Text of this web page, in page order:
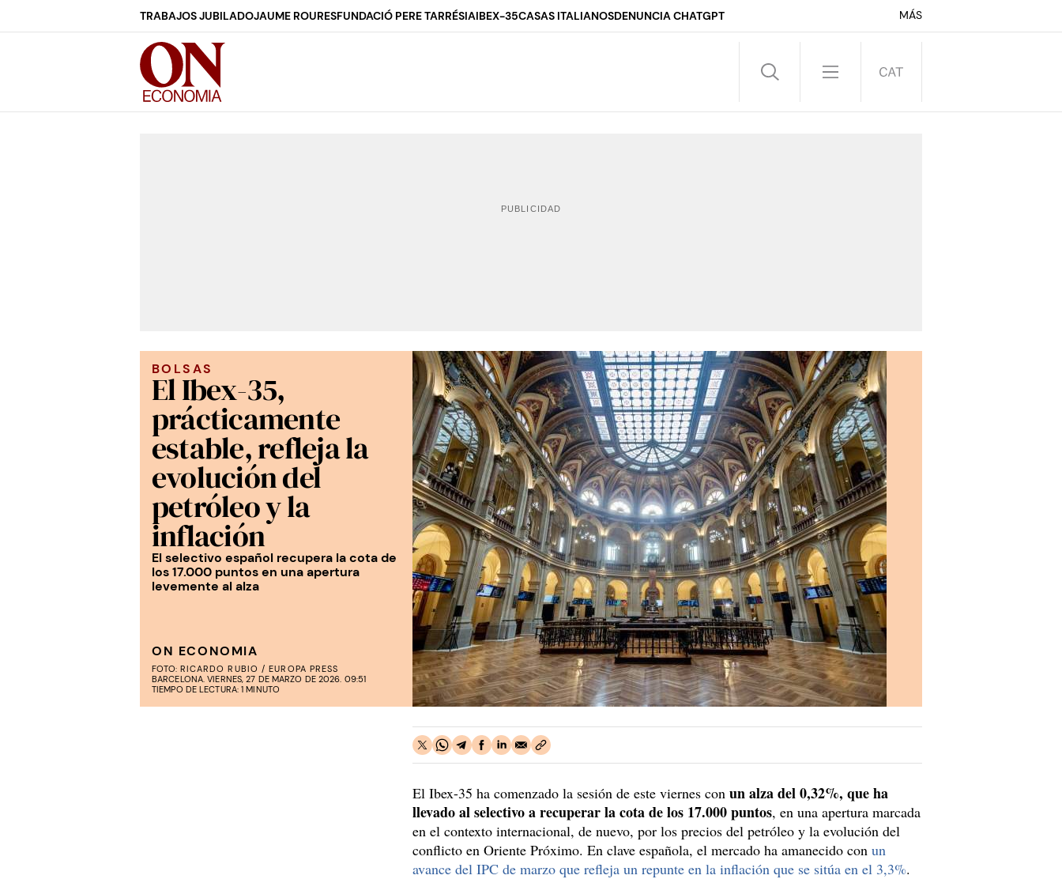
TRABAJOS JUBILADOJAUME ROURESFUNDACIÓ PERE TARRÉSIAIBEX-35CASAS ITALIANOSDENUNCIA CHATGPT MÁS
BOLSAS
El Ibex-35,
prácticamente
estable, refleja la
evolución del
petróleo y la
inflación
El selectivo español recupera la cota de
los 17.000 puntos en una apertura
levemente al alza
ON ECONOMIA
FOTO: RICARDO RUBIO / EUROPA PRESS
BARCELONA. VIERNES, 27 DE MARZO DE 2026. 09:51
TIEMPO DE LECTURA: 1 MINUTO
El Ibex-35 ha comenzado la sesión de este viernes con un alza del 0,32%, que ha
llevado al selectivo a recuperar la cota de los 17.000 puntos, en una apertura marcada
en el contexto internacional, de nuevo, por los precios del petróleo y la evolución del
conflicto en Oriente Próximo. En clave española, el mercado ha amanecido con un
avance del IPC de marzo que refleja un repunte en la inflación que se sitúa en el 3,3%.